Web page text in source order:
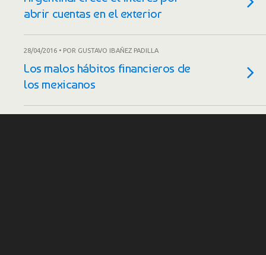
abrir cuentas en el exterior
28/04/2016 • POR GUSTAVO IBAÑEZ PADILLA
Los malos hábitos financieros de
los mexicanos